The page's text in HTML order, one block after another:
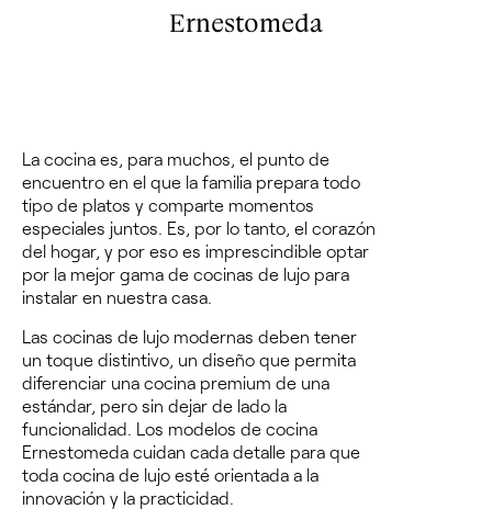
Ernestomeda
La cocina es, para muchos, el punto de
encuentro en el que la familia prepara todo
tipo de platos y comparte momentos
especiales juntos . Es, por lo tanto, el corazón
del hogar, y por eso es imprescindible optar
por la mejor gama de cocinas de lujo para
instalar en nuestra casa.
Las cocinas de lujo modernas deben tener
un toque distintivo, un diseño que permita
diferenciar una cocina premium de una
estándar, pero sin dejar de lado la
funcionalidad. Los modelos de cocina
Ernestomeda cuidan cada detalle para que
toda cocina de lujo esté orientada a la
innovación y la practicidad.